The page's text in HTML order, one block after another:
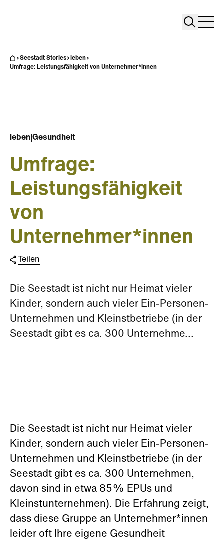
Search
Seestadt Stories
leben
Umfrage: Leistungsfähigkeit von Unternehmer*innen
leben Gesundheit
Umfrage:
Leistungsfähigkeit
von
Unternehmer*innen
Teilen
Die Seestadt ist nicht nur Heimat vieler
Kinder, sondern auch vieler Ein-Personen-
Unternehmen und Kleinstbetriebe (in der
Seestadt gibt es ca. 300 Unternehme...
Die Seestadt ist nicht nur Heimat vieler
Kinder, sondern auch vieler Ein-Personen-
Unternehmen und Kleinstbetriebe (in der
Seestadt gibt es ca. 300 Unternehmen,
davon sind in etwa 85% EPUs und
Kleinstunternehmen). Die Erfahrung zeigt,
dass diese Gruppe an Unternehmer*innen
leider oft Ihre eigene Gesundheit